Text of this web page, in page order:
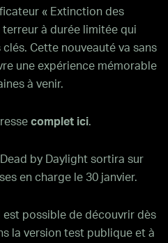
« Extinction des
terreur à durée limitée qui
Cette nouveauté va sans
une expérience mémorable
à venir.
complet ici.
by Daylight sortira sur
en charge le 30 janvier.
est possible de découvrir dès
la version test publique et à